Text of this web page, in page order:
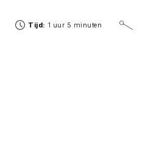
Tijd: 1 uur 5 minuten